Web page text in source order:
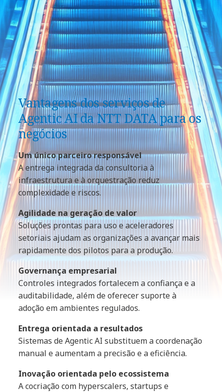
Vantagens dos serviços de
Agentic AI da NTT DATA para os
negócios
Um único parceiro responsável
A entrega integrada da consultoria à
infraestrutura e à orquestração reduz
complexidade e riscos.
Agilidade na geração de valor
Soluções prontas para uso e aceleradores
setoriais ajudam as organizações a avançar mais
rapidamente dos pilotos para a produção.
Governança empresarial
Controles integrados fortalecem a confiança e a
auditabilidade, além de oferecer suporte à
adoção em ambientes regulados.
Entrega orientada a resultados
Sistemas de Agentic AI substituem a coordenação
manual e aumentam a precisão e a eficiência.
Inovação orientada pelo ecossistema
A cocriação com hyperscalers, startups e